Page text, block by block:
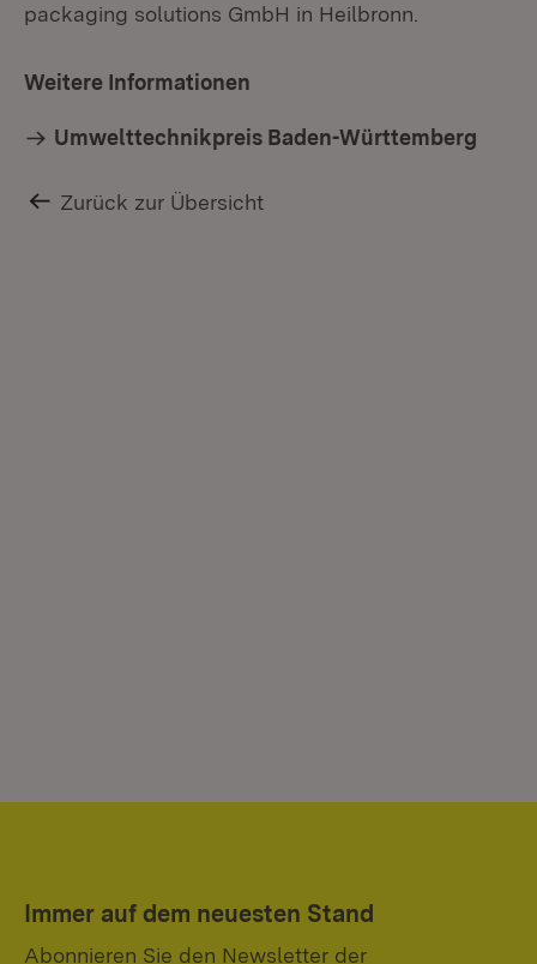
packaging solutions GmbH in Heilbronn.
Weitere Informationen
Umwelttechnikpreis Baden-Württemberg
Zurück zur Übersicht
Immer auf dem neuesten Stand
Abonnieren Sie den Newsletter der